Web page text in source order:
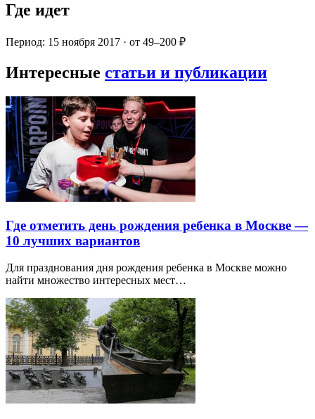
Где идет
Период: 15 ноября 2017 · от 49–200 ₽
Интересные статьи и публикации
Где отметить день рождения ребенка в Москве —
10 лучших вариантов
Для празднования дня рождения ребенка в Москве можно
найти множество интересных мест…